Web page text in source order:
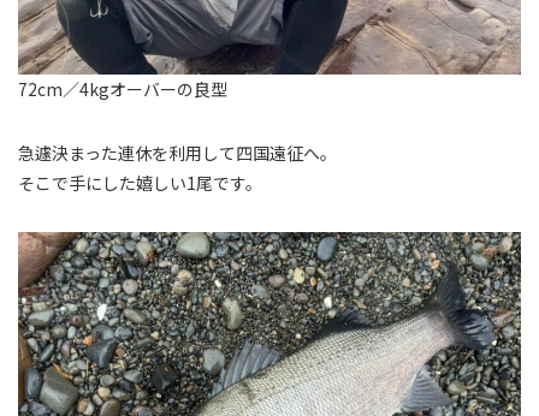
72cm／4kgオーバーの良型
急遽決まった連休を利用して四国遠征へ。
そこで手にした嬉しい1尾です。